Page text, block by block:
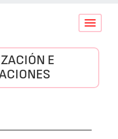
Conmutar
E